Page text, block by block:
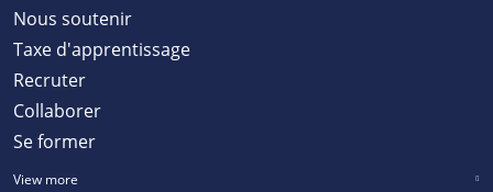
Nous soutenir
Taxe d'apprentissage
Recruter
Collaborer
Se former
View more